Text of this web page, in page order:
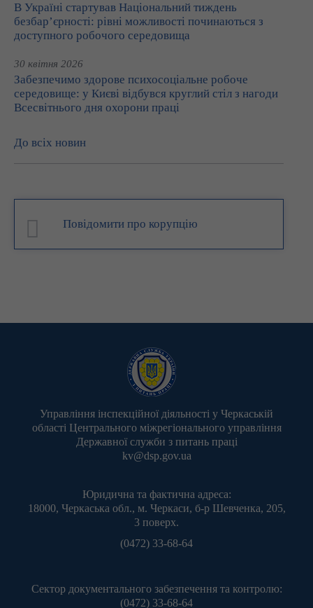
В Україні стартував Національний тиждень
безбар’єрності: рівні можливості починаються з
доступного робочого середовища
30 квітня 2026
Забезпечимо здорове психосоціальне робоче
середовище: у Києві відбувся круглий стіл з нагоди
Всесвітнього дня охорони праці
До всіх новин
Повідомити про корупцію
Управління інспекційної діяльності у Черкаській
області Центрального міжрегіонального управління
Державної служби з питань праці
kv@dsp.gov.ua
Юридична та фактична адреса:
18000, Черкаська обл., м. Черкаси, б-р Шевченка, 205,
3 поверх.
(0472) 33-68-64
Сектор документального забезпечення та контролю:
(0472) 33-68-64